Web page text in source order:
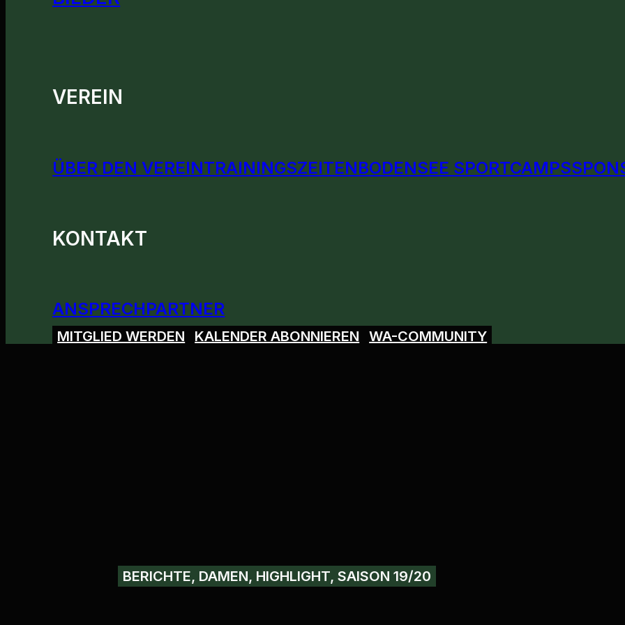
VEREIN
ÜBER DEN VEREINTRAININGSZEITENBODENSEE SPORTCAMPS
KONTAKT
ANSPRECHPARTNER
MITGLIED WERDEN KALENDER ABONNIEREN WA-COMMUNITY
BERICHTE, DAMEN, HIGHLIGHT, SAISON 19/20